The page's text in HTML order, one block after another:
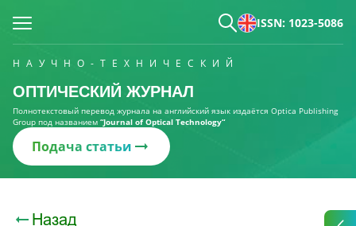
ISSN: 1023-5086
НАУЧНО-ТЕХНИЧЕСКИЙ
ОПТИЧЕСКИЙ ЖУРНАЛ
Полнотекстовый перевод журнала на английский язык издаётся Optica Publishing
Group под названием “Journal of Optical Technology“
Подача статьи
Назад